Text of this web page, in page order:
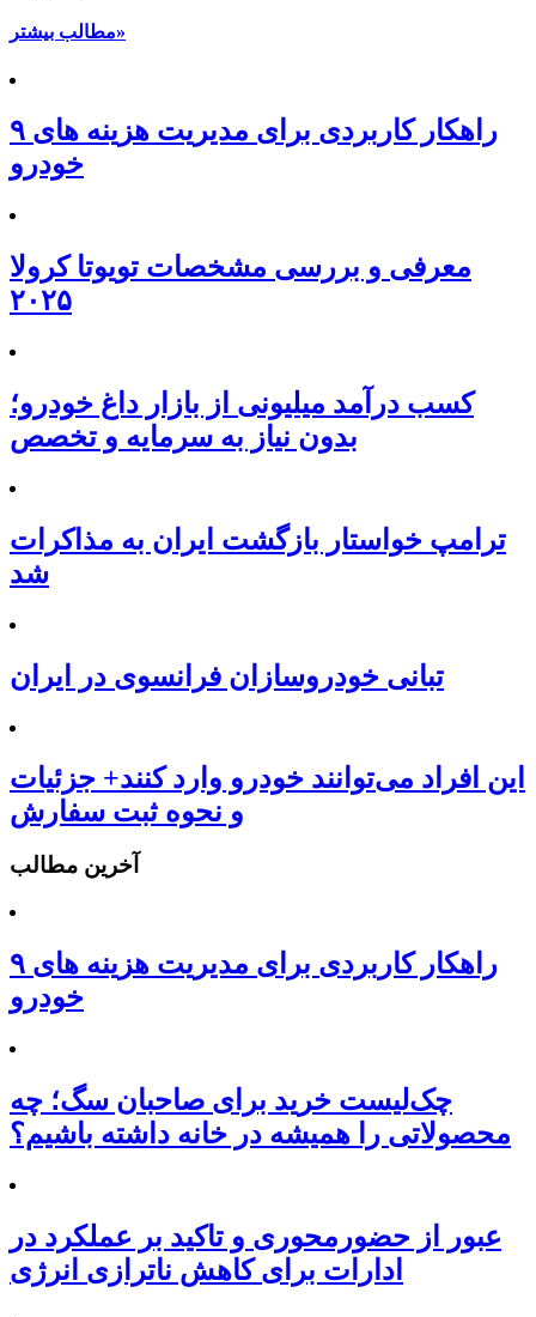
مطالب بیشتر»
۹ راهکار کاربردی برای مدیریت هزینه های
خودرو
معرفی و بررسی مشخصات تویوتا کرولا
۲۰۲۵
کسب درآمد میلیونی از بازار داغ خودرو؛
بدون نیاز به سرمایه و تخصص
ترامپ خواستار بازگشت ایران به مذاکرات
شد
تبانی خودروسازان فرانسوی در ایران
این افراد می‌توانند خودرو وارد کنند+ جزئیات
و نحوه ثبت سفارش
آخرین مطالب
۹ راهکار کاربردی برای مدیریت هزینه های
خودرو
چک‌لیست خرید برای صاحبان سگ؛ چه
محصولاتی را همیشه در خانه داشته باشیم؟
عبور از حضورمحوری و تاکید بر عملکرد در
ادارات برای کاهش ناترازی انرژی